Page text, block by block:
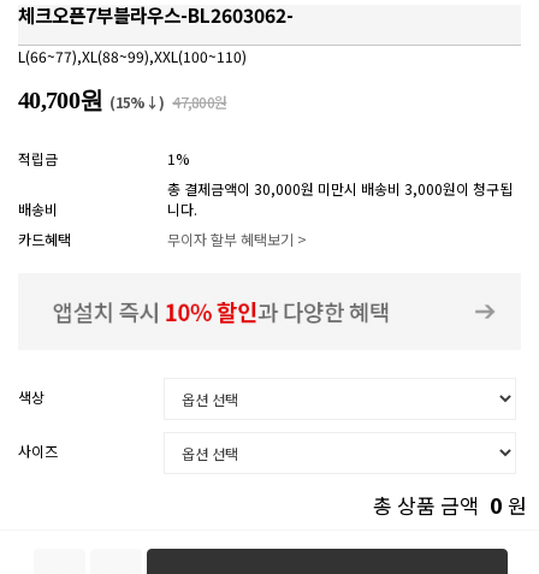
체크오픈7부블라우스-BL2603062-
L(66~77),XL(88~99),XXL(100~110)
40,700원 (15%↓) 47,800원
적립금 1%
배송비
총 결제금액이 30,000원 미만시 배송비 3,000원이 청구됩
니다.
카드혜택
무이자 할부 혜택보기 >
색상
사이즈
총 상품 금액 0 원